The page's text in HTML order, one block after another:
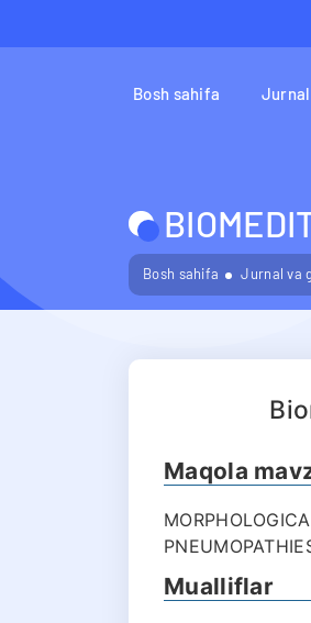
Bosh sahifa
Bosh sahifa Jurnal va
Maqola
Mualliflar